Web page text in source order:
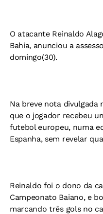
O atacante Reinaldo
Bahia, anunciou a
domingo(30).
Na breve nota divulgada
que o jogador recebeu
futebol europeu, numa
Espanha, sem revelar
Reinaldo foi o dono da
Campeonato Baiano, e
marcando três gols no